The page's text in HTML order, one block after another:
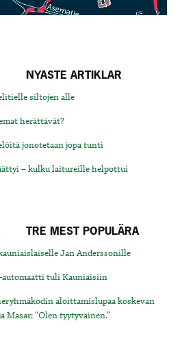
NYASTE ARTIKLAR
siltojen alle
herättävät?
jonotetaan jopa tunti
– kulku laitureille helpottui
TRE MEST POPULÄRA
Jan Anderssonille
automaatti tuli Kauniaisiin
aloittamislupaa koskevan
“Olen tyytyväinen.”